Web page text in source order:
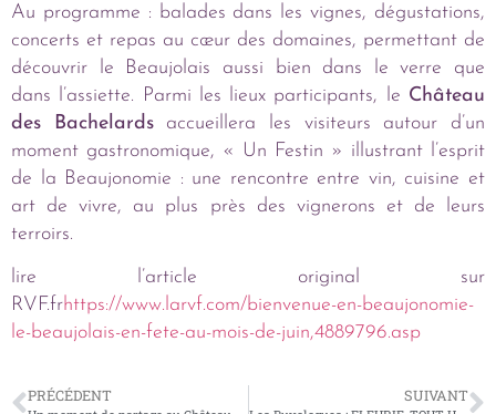
Au programme : balades dans les vignes, dégustations,
concerts et repas au cœur des domaines, permettant de
découvrir le Beaujolais aussi bien dans le verre que
dans l’assiette. Parmi les lieux participants, le Château
des Bachelardsaccueillera les visiteurs autour d’un
moment gastronomique, « Un Festin » illustrant l’esprit
de la Beaujonomie : une rencontre entre vin, cuisine et
art de vivre, au plus près des vignerons et de leurs
terroirs.
lire l’article original sur
RVF.frhttps://www.larvf.com/bienvenue-en-beaujonomie-
le-beaujolais-en-fete-au-mois-de-juin,4889796.asp
PRÉCÉDENT SUIVANT